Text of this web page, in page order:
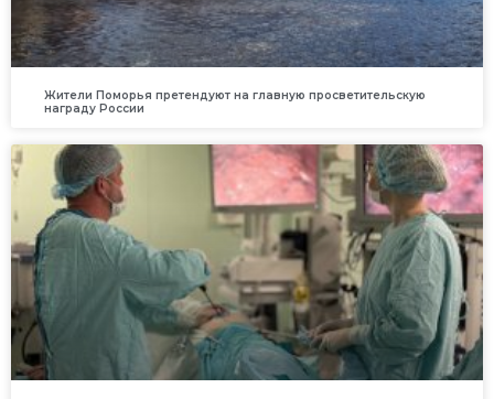
Жители Поморья претендуют на главную просветительскую
награду России